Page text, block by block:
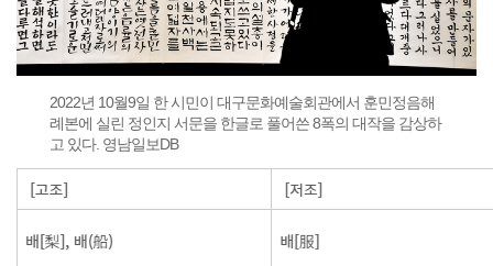
2022년 10월9일 한 시민이 대구문화예술회관에서 훈민정음해
례본에 실린 정인지 서문을 한글로 풀어쓴 8폭의 대작을 감상하
고 있다. 영남일보DB